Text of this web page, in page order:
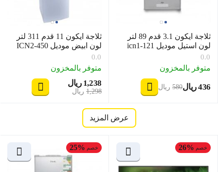
ثلاجة ايكون 3.1 قدم 89 لتر
لون استيل موديل icn1-121
0.0
متوفر بالمخزون
ريال ‎‍436‍ ريال ‎‍580‍
ثلاجة ايكون 11 قدم 311 لتر
لون ابيض موديل ICN2-450
0.0
متوفر بالمخزون
ريال‎ 1,238
ريال 1,298
عرض المزيد
خصم 26% خصم 25%